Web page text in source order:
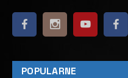
POPULARNE